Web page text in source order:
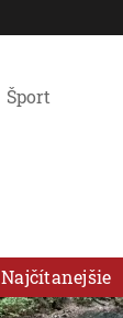
Šport
Najčítanejšie